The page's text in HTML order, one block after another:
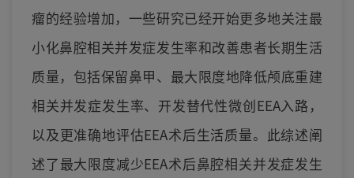
瘤的经验增加，一些研究已经开始更多地关注最
小化鼻腔相关并发症发生率和改善患者长期生活
质量，包括保留鼻甲、最大限度地降低颅底重建
相关并发症发生率、开发替代性微创EEA入路，
以及更准确地评估EEA术后生活质量。此综述阐
述了最大限度减少EEA术后鼻腔相关并发症发生